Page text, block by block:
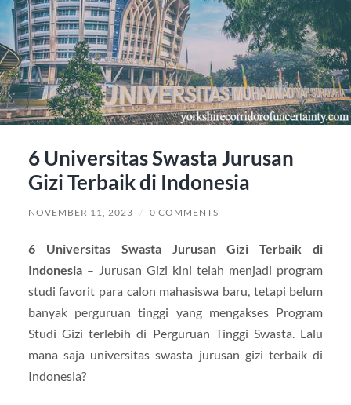
6 Universitas Swasta Jurusan
Gizi Terbaik di Indonesia
NOVEMBER 11, 2023 / 0 COMMENTS
6 Universitas Swasta Jurusan Gizi Terbaik di
Indonesia– Jurusan Gizi kini telah menjadi program
studi favorit para calon mahasiswa baru, tetapi belum
banyak perguruan tinggi yang mengakses Program
Studi Gizi terlebih di Perguruan Tinggi Swasta. Lalu
mana saja universitas swasta jurusan gizi terbaik di
Indonesia?